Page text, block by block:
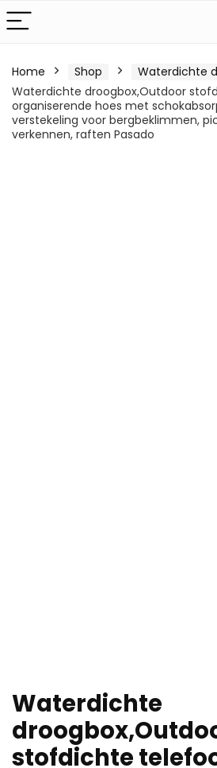
Home Shop
Waterdichte
Waterdichte droogbox,Outdoor
organiserende hoes met
verstekeling voor bergbeklimmen,
verkennen, raften Pasado
Waterdichte
stofdichte